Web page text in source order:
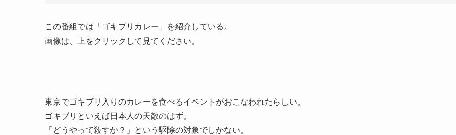
この番組では「ゴキブリカレー」を紹介している。
画像は、上をクリックして見てください。
東京でゴキブリ入りのカレーを食べるイベントがおこなわれたらしい。
ゴキブリといえば日本人の天敵のはず。
「どうやって殺すか？」という駆除の対象でしかない。